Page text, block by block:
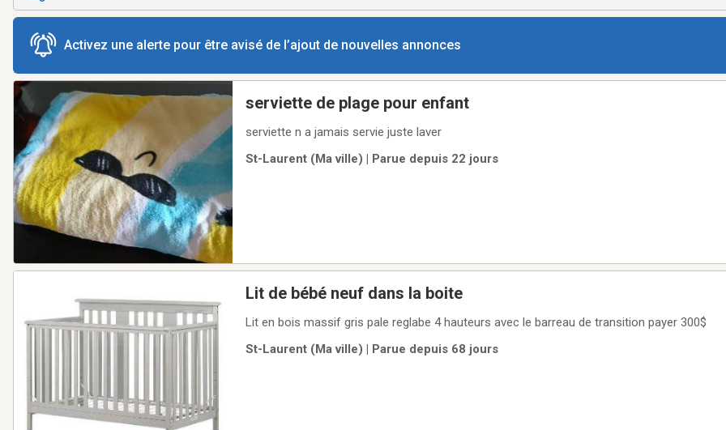
Activez une alerte pour être avisé de l’ajout de nouvelles annonces
serviette de plage pour enfant
serviette n a jamais servie juste laver
St-Laurent (Ma ville) | Parue depuis 22 jours
Lit de bébé neuf dans la boite
Lit en bois massif gris pale reglabe 4 hauteurs avec le barreau de transition payer 300$
St-Laurent (Ma ville) | Parue depuis 68 jours